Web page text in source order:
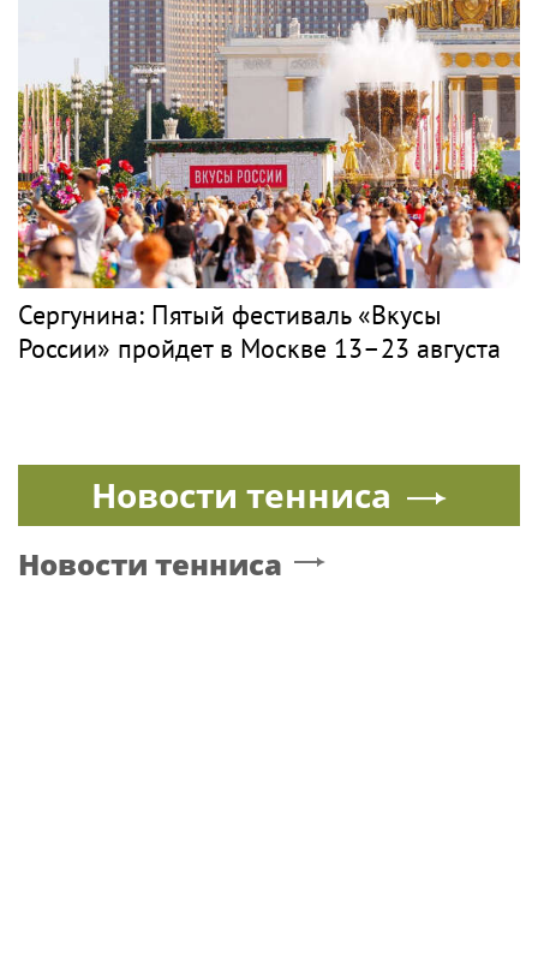
Сергунина: Пятый фестиваль «Вкусы
России» пройдет в Москве 13–23 августа
Новости тенниса
Новости тенниса